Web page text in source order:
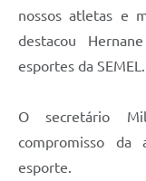
nossos atletas e
destacou
esportes da SEMEL.
O secretário
compromisso da
esporte.